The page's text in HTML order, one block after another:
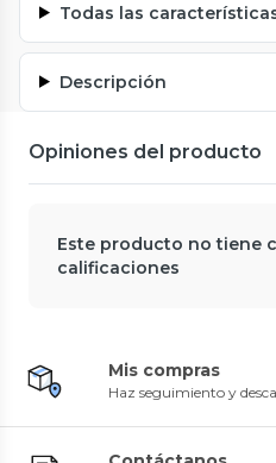
Todas las
Descripción
Opiniones del producto
Este producto no tiene
calificaciones
Mis compras
Haz seguimiento y